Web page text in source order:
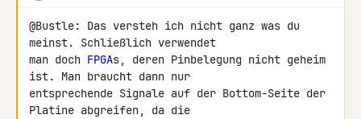
@Bustle: Das versteh ich nicht ganz was du
meinst. Schließlich verwendet
man doch FPGAs, deren Pinbelegung nicht geheim
ist. Man braucht dann nur
entsprechende Signale auf der Bottom-Seite der
Platine abgreifen, da die